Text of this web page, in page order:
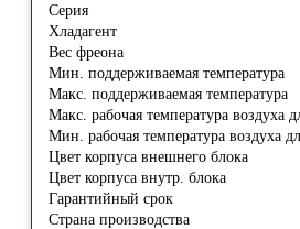
Серия
Хладагент
Вес фреона
Мин. поддерживаемая температура
Макс. поддерживаемая температура
Макс. рабочая температура воздуха
Мин. рабочая температура воздуха
Цвет корпуса внешнего блока
Цвет корпуса внутр. блока
Гарантийный срок
Страна производства